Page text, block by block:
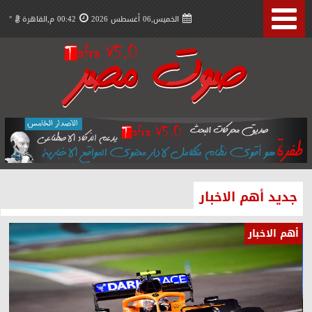
الخميس,06 أغسطس 2026 00:42 م,القاهرة °
جديد أهم الاخبار
أهم الاخبار